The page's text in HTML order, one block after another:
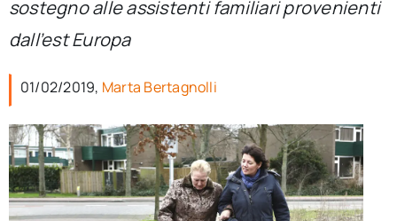
per:
Ita
sostegno alle assistenti familiari provenienti
dall’est Europa
01/02/2019, Marta Bertagnolli